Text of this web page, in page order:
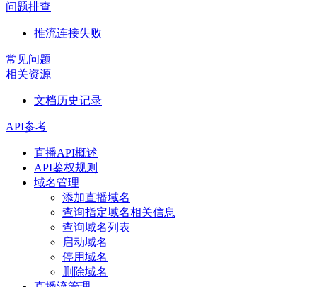
问题排查
推流连接失败
常见问题
相关资源
文档历史记录
API参考
直播API概述
API鉴权规则
域名管理
添加直播域名
查询指定域名相关信息
查询域名列表
启动域名
停用域名
删除域名